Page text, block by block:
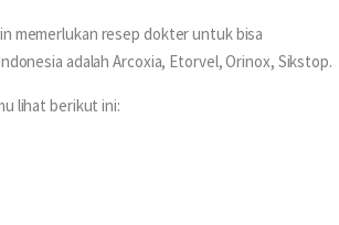
memerlukan resep dokter untuk bisa
adalah Arcoxia, Etorvel, Orinox, Sikstop.
lihat berikut ini: